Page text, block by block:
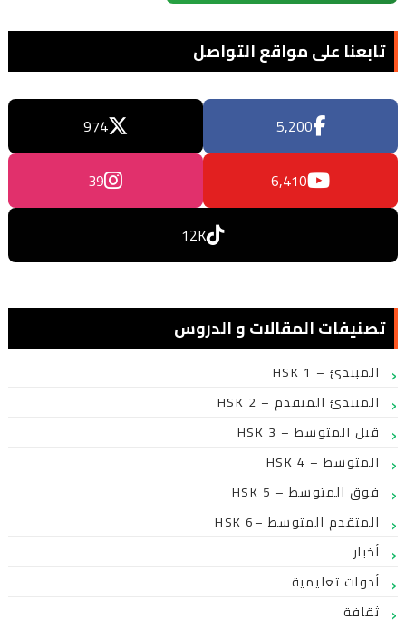
تابعنا على مواقع التواصل
5,200
974
6,410
39
12K
تصنيفات المقالات و الدروس
HSK 1 – المبتدئ
HSK 2 – المبتدئ المتقدم
HSK 3 – قبل المتوسط
HSK 4 – المتوسط
HSK 5 – فوق المتوسط
HSK 6– المتقدم المتوسط
أخبار
أدوات تعليمية
ثقافة